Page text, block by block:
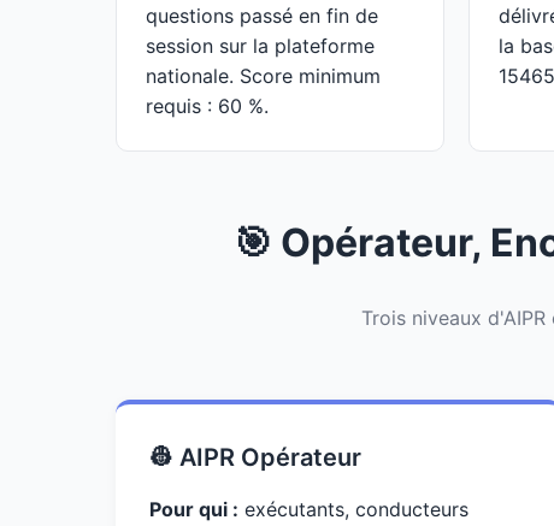
questions passé en fin de
session sur la plateforme
nationale. Score minimum
requis : 60 %.
la
🎯 Opérateur,
Trois niveaux
👷 AIPR Opérateur
Pour qui : exécutants, conducteurs